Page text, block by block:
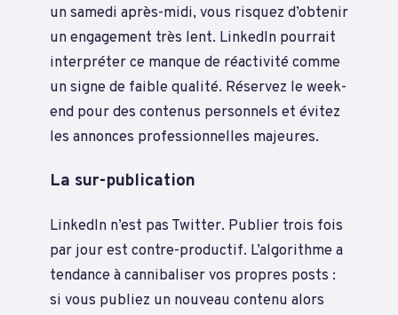
un samedi après-midi, vous risquez d’obtenir
un engagement très lent. LinkedIn pourrait
interpréter ce manque de réactivité comme
un signe de faible qualité. Réservez le week-
end pour des contenus personnels et évitez
les annonces professionnelles majeures.
La sur-publication
LinkedIn n’est pas Twitter. Publier trois fois
par jour est contre-productif. L’algorithme a
tendance à cannibaliser vos propres posts :
si vous publiez un nouveau contenu alors